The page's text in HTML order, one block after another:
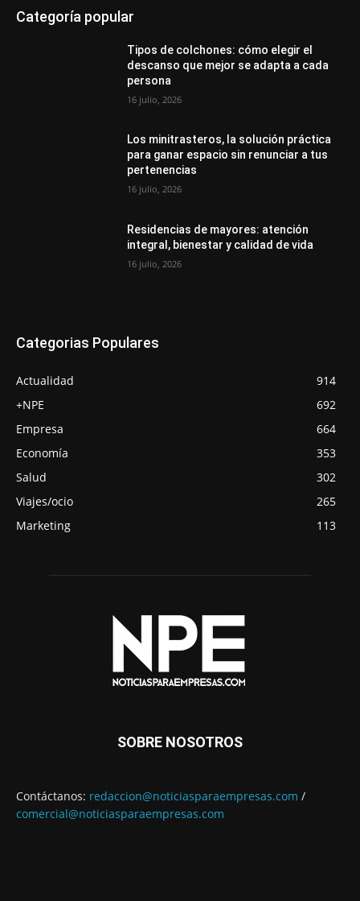
Categoría popular
Tipos de colchones: cómo elegir el
descanso que mejor se adapta a cada
persona
16 julio, 2026
Los minitrasteros, la solución práctica
para ganar espacio sin renunciar a tus
pertenencias
16 julio, 2026
Residencias de mayores: atención
integral, bienestar y calidad de vida
16 julio, 2026
Categorias Populares
Actualidad
914
+NPE
692
Empresa
664
Economía
353
Salud
302
Viajes/ocio
265
Marketing
113
SOBRE NOSOTROS
Contáctanos: redaccion@noticiasparaempresas.com /
comercial@noticiasparaempresas.com